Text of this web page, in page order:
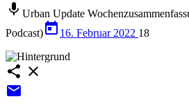
mic Urban Update
Podcast)today 16. Februar 2022 18
share close
email